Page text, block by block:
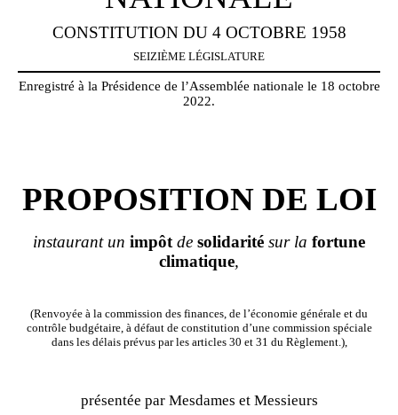
CONSTITUTION DU 4 OCTOBRE 1958
SEIZIÈME LÉGISLATURE
Enregistré à la Présidence de l’Assemblée nationale le 18 octobre
2022.
PROPOSITION DE LOI
instaurant un impôt de solidarité sur la fortune
climatique,
(Renvoyée à la commission des finances, de l’économie générale et du
contrôle budgétaire, à défaut de constitution d’une commission spéciale
dans les délais prévus par les articles 30 et 31 du Règlement.),
présentée par Mesdames et Messieurs